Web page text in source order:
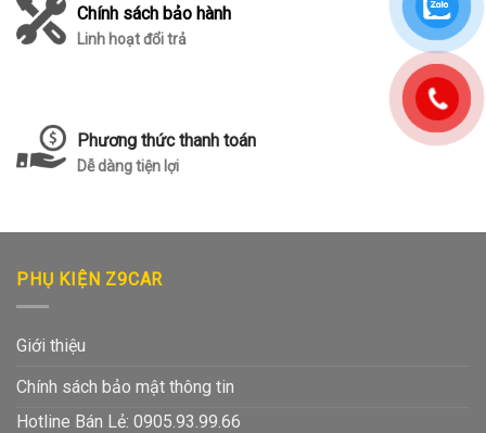
Chính sách bảo hành
Linh hoạt đổi trả
Phương thức thanh toán
Dễ dàng tiện lợi
PHỤ KIỆN Z9CAR
Giới thiệu
Chính sách bảo mật thông tin
Hotline Bán Lẻ: 0905.93.99.66